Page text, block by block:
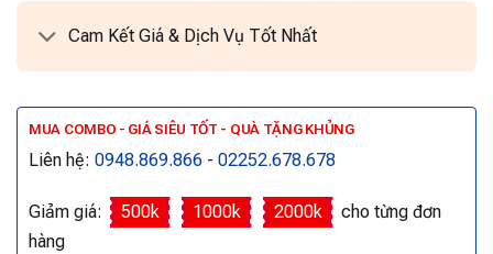
Cam Kết Giá & Dịch Vụ Tốt Nhất
MUA COMBO - GIÁ SIÊU TỐT - QUÀ TẶNG KHỦNG
Liên hệ: 0948.869.866 - 02252.678.678
Giảm giá: 500k 1000k 2000k
cho từng đơn
hàng